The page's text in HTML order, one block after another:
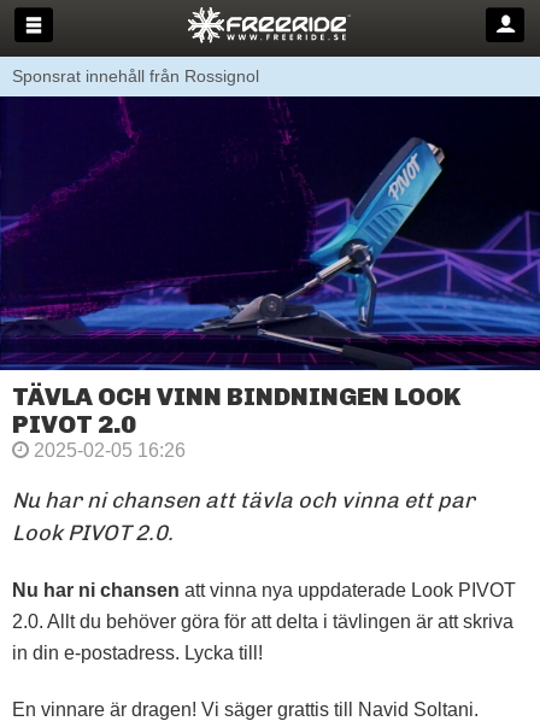
Sponsrat innehåll från Rossignol
TÄVLA OCH VINN BINDNINGEN LOOK
PIVOT 2.0
2025-02-05 16:26
Nu har ni chansen att tävla och vinna ett par
Look PIVOT 2.0.
Nu har ni chansen att vinna nya uppdaterade Look PIVOT
2.0. Allt du behöver göra för att delta i tävlingen är att skriva
in din e-postadress. Lycka till!
En vinnare är dragen! Vi säger grattis till Navid Soltani.